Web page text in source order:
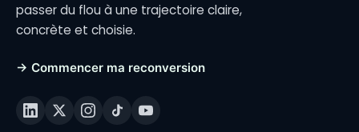
passer du flou à une trajectoire claire,
concrète et choisie.
→ Commencer ma reconversion